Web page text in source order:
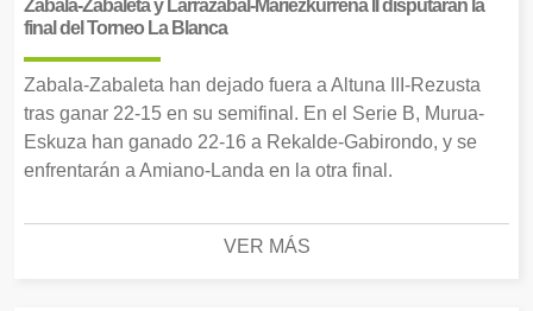
Zabala-Zabaleta y Larrazabal-Mariezkurrena II disputarán la
final del Torneo La Blanca
Zabala-Zabaleta han dejado fuera a Altuna III-Rezusta
tras ganar 22-15 en su semifinal. En el Serie B, Murua-
Eskuza han ganado 22-16 a Rekalde-Gabirondo, y se
enfrentarán a Amiano-Landa en la otra final.
VER MÁS